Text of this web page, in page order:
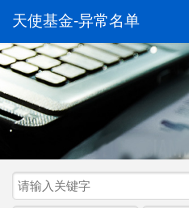
天使基金-异常名单